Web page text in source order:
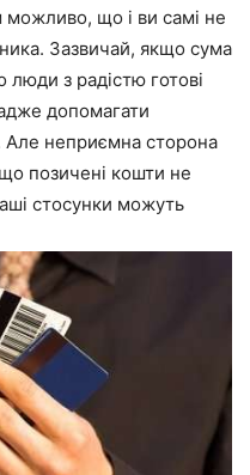
можливо, що і ви самі не
Зазвичай, якщо сума
люди з радістю готові
допомагати
неприємна сторона
позичені кошти не
стосунки можуть